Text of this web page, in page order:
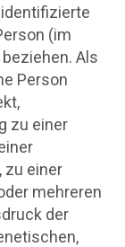
(im
Als
Person
zu einer
zu einer
mehreren
der